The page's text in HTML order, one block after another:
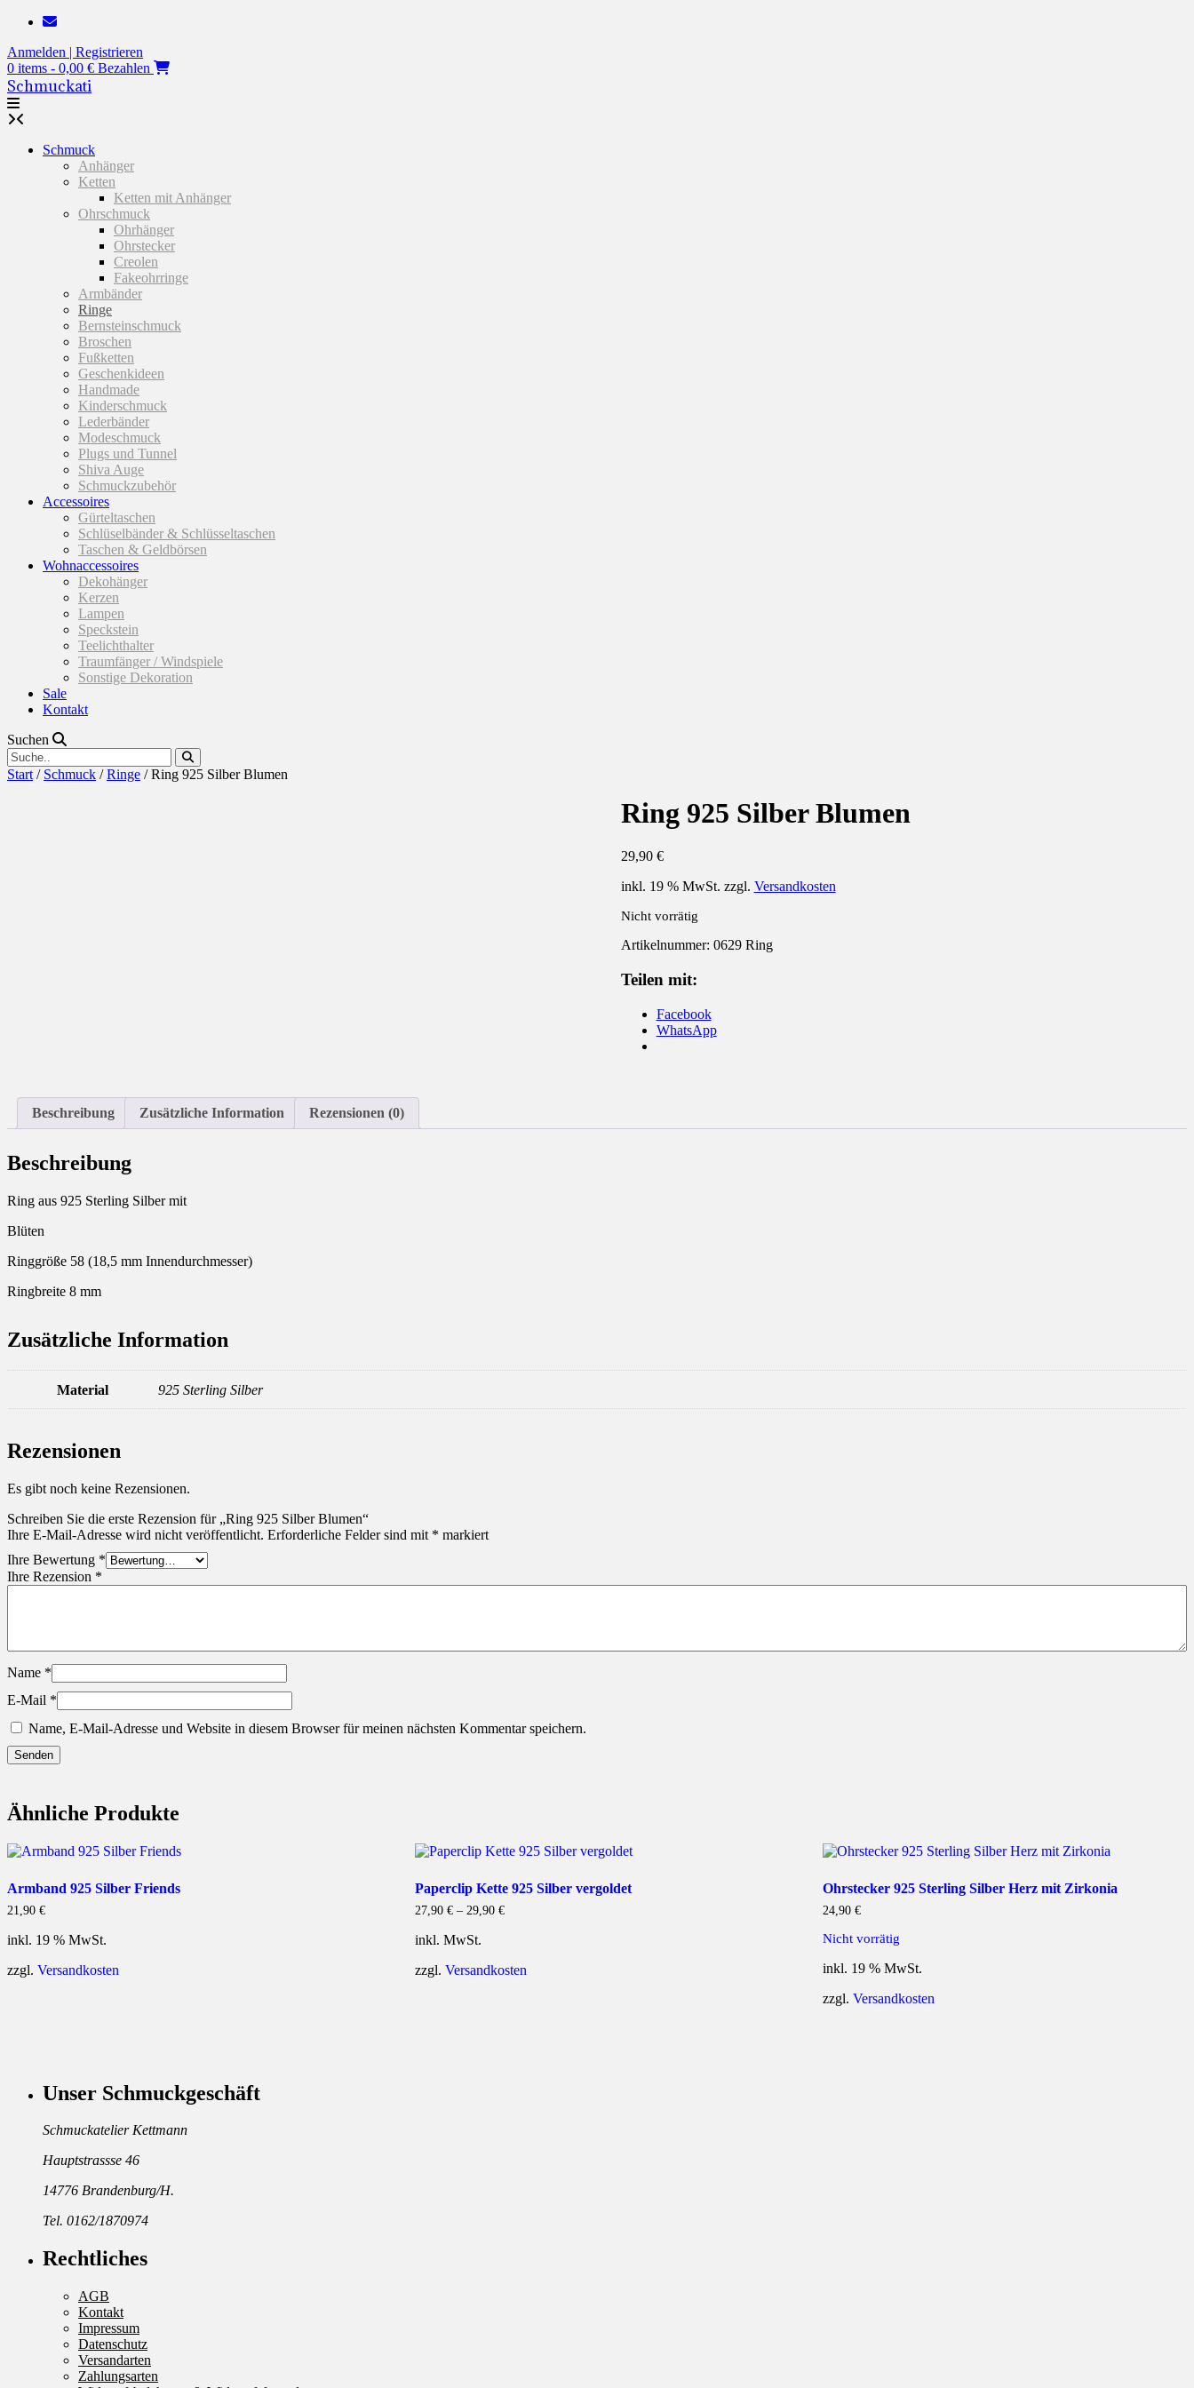
Zum
springen
Anmelden | Registrieren
0 items - 0,00 € Bezahlen
Schmuckati
Schmuck
Anhänger
Ketten
Ketten mit Anhänger
Ohrschmuck
Ohrhänger
Ohrstecker
Creolen
Fakeohrringe
Armbänder
Ringe
Bernsteinschmuck
Broschen
Fußketten
Geschenkideen
Handmade
Kinderschmuck
Lederbänder
Modeschmuck
Plugs und Tunnel
Shiva Auge
Schmuckzubehör
Accessoires
Gürteltaschen
Schlüselbänder & Schlüsseltaschen
Taschen & Geldbörsen
Wohnaccessoires
Dekohänger
Kerzen
Lampen
Speckstein
Teelichthalter
Traumfänger / Windspiele
Sonstige Dekoration
Sale
Kontakt
Suchen
Start / Schmuck /Ringe / Ring 925 Silber Blumen
Ring 925 Silber Blumen
29,90 €
inkl. 19 % MwSt. zzgl. Versandkosten
Nicht vorrätig
Artikelnummer: 0629 Ring
Teilen mit:
Facebook
WhatsApp
Beschreibung Zusätzliche Information Rezensionen (0)
Beschreibung
Ring aus 925 Sterling Silber mit
Blüten
Ringgröße 58 (18,5 mm Innendurchmesser)
Ringbreite 8 mm
Zusätzliche Information
Material 925 Sterling Silber
Rezensionen
Es gibt noch keine Rezensionen.
Schreiben Sie die erste Rezension für „Ring 925 Silber Blumen“
Ihre E-Mail-Adresse wird nicht veröffentlicht. Erforderliche Felder sind mit * markiert
Ihre Bewertung *
Ihre Rezension *
Name *
E-Mail *
Name, E-Mail-Adresse und Website in diesem Browser für meinen nächsten Kommentar speichern.
Ähnliche Produkte
Armband 925 Silber Friends
21,90 €
inkl. 19 % MwSt.
zzgl. Versandkosten
Paperclip Kette 925 Silber vergoldet
27,90 €– 29,90 €
inkl. MwSt.
zzgl. Versandkosten
Ohrstecker 925 Sterling Silber Herz mit Zirkonia
24,90 €
Nicht vorrätig
inkl. 19 % MwSt.
zzgl. Versandkosten
Unser Schmuckgeschäft
Schmuckatelier Kettmann
Hauptstrassse 46
14776 Brandenburg/H.
Tel. 0162/1870974
Rechtliches
AGB
Kontakt
Impressum
Datenschutz
Versandarten
Zahlungsarten